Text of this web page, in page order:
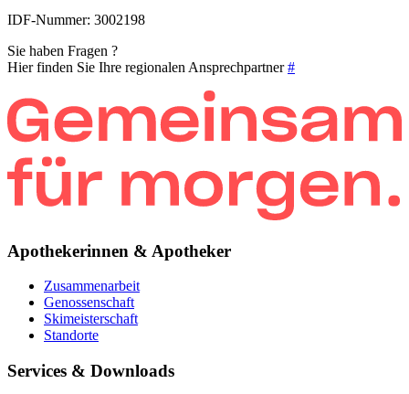
IDF-Nummer: 3002198
Sie haben Fragen ?
Hier finden Sie Ihre regionalen Ansprechpartner#
Apothekerinnen & Apotheker
Zusammenarbeit
Genossenschaft
Skimeisterschaft
Standorte
Services & Downloads